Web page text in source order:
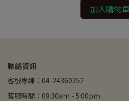
加入購物車
聯絡資訊
客服專線：04-24360252
客服時間：09:30am - 5:00pm